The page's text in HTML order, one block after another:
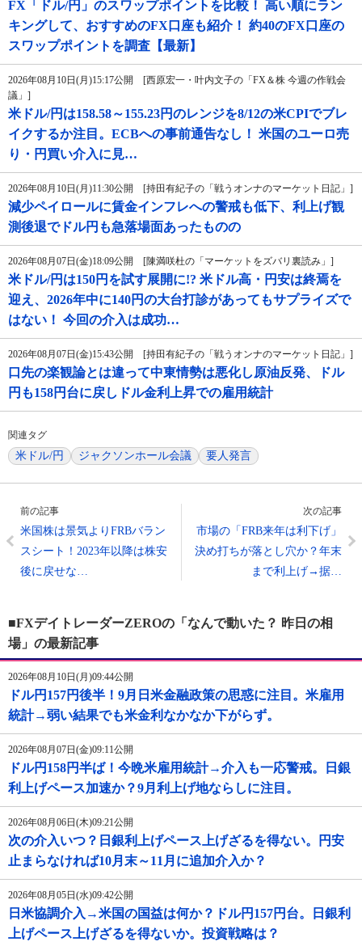
FX「ドル/円」のスワップポイントを比較！ 高い順にラン
キングして、おすすめのFX口座も紹介！ 約40のFX口座の
スワップポイントを調査【最新】
2026年08月10日(月)15:17公開 [西原宏一・叶内文子の「FX＆株 今週の作戦会
議」]
米ドル/円は158.58～155.23円のレンジを8/12の米CPIでブレ
イクするか注目。ECBへの事前通告なし！ 米国のユーロ売
り・円買い介入に見…
2026年08月10日(月)11:30公開 [持田有紀子の「戦うオンナのマーケット日記」]
減少ペイロールに賃金インフレへの警戒も低下、利上げ観
測後退でドル円も急落場面あったものの
2026年08月07日(金)18:09公開 [陳満咲杜の「マーケットをズバリ裏読み」]
米ドル/円は150円を試す展開に!? 米ドル高・円安は終焉を
迎え、2026年中に140円の大台打診があってもサプライズで
はない！ 今回の介入は成功…
2026年08月07日(金)15:43公開 [持田有紀子の「戦うオンナのマーケット日記」]
口先の楽観論とは違って中東情勢は悪化し原油反発、ドル
円も158円台に戻しドル金利上昇での雇用統計
関連タグ
米ドル/円 ジャクソンホール会議 要人発言
前の記事
米国株は景気よりFRBバラン
スシート！2023年以降は株安
後に戻せな…
次の記事
市場の「FRB来年は利下げ」
決め打ちが落とし穴か？年末
まで利上げ→据…
■FXデイトレーダーZEROの「なんで動いた？ 昨日の相
場」の最新記事
2026年08月10日(月)09:44公開
ドル円157円後半！9月日米金融政策の思惑に注目。米雇用
統計→弱い結果でも米金利なかなか下がらず。
2026年08月07日(金)09:11公開
ドル円158円半ば！今晩米雇用統計→介入も一応警戒。日銀
利上げペース加速か？9月利上げ地ならしに注目。
2026年08月06日(木)09:21公開
次の介入いつ？日銀利上げペース上げざるを得ない。円安
止まらなければ10月末～11月に追加介入か？
2026年08月05日(水)09:42公開
日米協調介入→米国の国益は何か？ドル円157円台。日銀利
上げペース上げざるを得ないか。投資戦略は？